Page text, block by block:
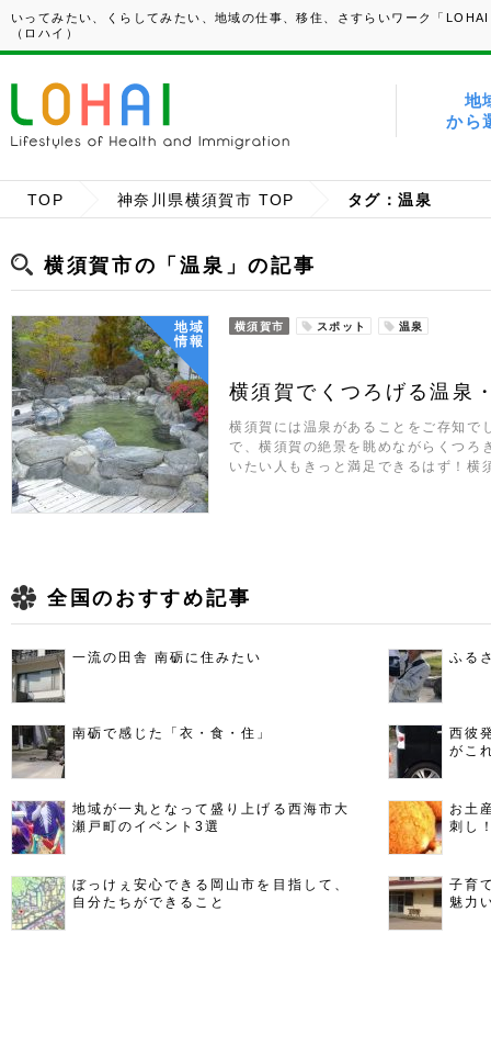
いってみたい、くらしてみたい、地域の仕事、移住、さすらいワーク「
（ロハイ）
地
から
TOP 神奈川県横須賀市 TOP タグ：温泉
横須賀市の「温泉」の記事
地域
情報
横須賀市 スポット 温泉
横須賀でくつろげる温泉
横須賀には温泉があることをご存知で
で、横須賀の絶景を眺めながらくつろ
いたい人もきっと満足できるはず！
全国のおすすめ記事
一流の田舎 南砺に住みたい ふる
南砺で感じた「衣・食・住」
西彼
がこ
地域が一丸となって盛り上げる西海市大
瀬戸町のイベント3選
お土
刺し
ぼっけぇ安心できる岡山市を目指して、
自分たちができること
子育
魅力